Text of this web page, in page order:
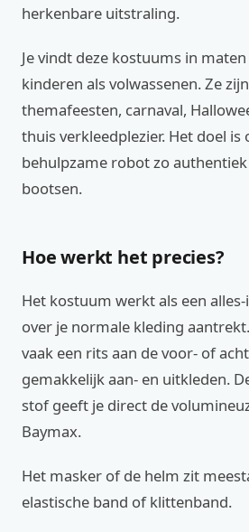
herkenbare uitstraling.
Je vindt deze kostuums in
kinderen als volwassenen. Ze
themafeesten, carnaval,
thuis verkleedplezier. Het doel is
behulpzame robot zo
bootsen.
Hoe werkt het precies?
Het kostuum werkt als een
over je normale kleding
vaak een rits aan de voor- of
gemakkelijk aan- en uitkleden.
stof geeft je direct de
Baymax.
Het masker of de helm zit
elastische band of klittenband.